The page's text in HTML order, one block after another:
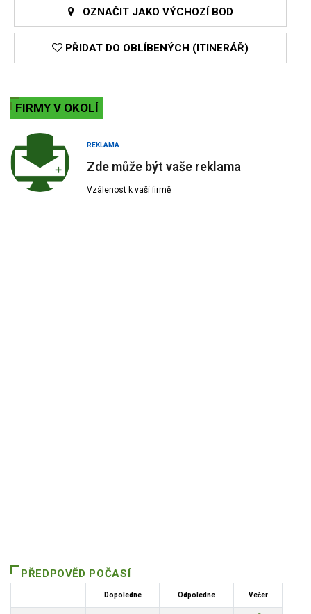
OZNAČIT JAKO VÝCHOZÍ BOD
PŘIDAT DO OBLÍBENÝCH (ITINERÁŘ)
FIRMY V OKOLÍ
REKLAMA
Zde může být vaše reklama
Vzálenost k vaší firmě
PŘEDPOVĚD POČASÍ
Dopoledne Odpoledne Večer